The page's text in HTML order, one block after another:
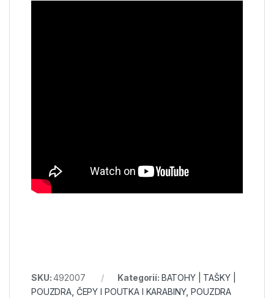
SKU:492007 Kategorií: BATOHY | TAŠKY |
POUZDRA ČEPY I POUTKA I KARABINY,POUZDRA